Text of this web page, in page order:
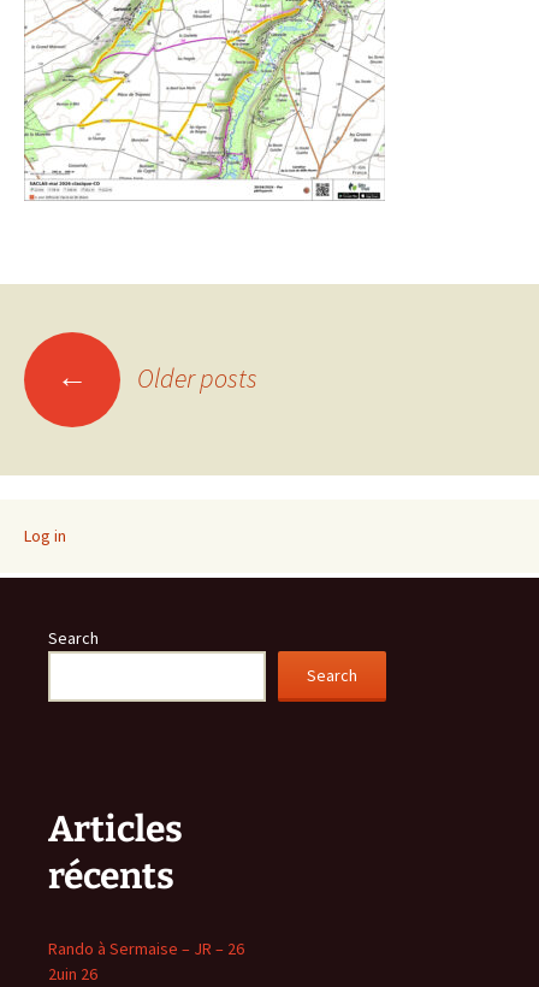
Posts
navigation
← Older posts
Log in
Search
Search
Articles
récents
Rando à Sermaise – JR – 26
2uin 26